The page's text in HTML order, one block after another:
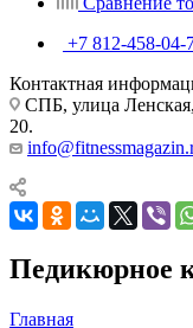
+7 812-458-04-
Контактная
СПБ, улица
20.
Педикюрное
Главная